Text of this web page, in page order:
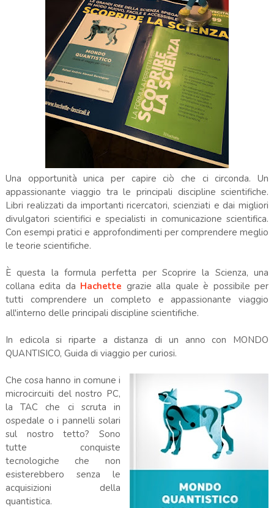
Una opportunità unica per capire ciò che ci circonda. Un
appassionante viaggio tra le principali discipline scientifiche.
Libri realizzati da importanti ricercatori, scienziati e dai migliori
divulgatori scientifici e specialisti in comunicazione scientifica.
Con esempi pratici e approfondimenti per comprendere meglio
le teorie scientifiche.
È questa la formula perfetta per Scoprire la Scienza, una
collana edita da Hachette grazie alla quale è possibile per
tutti comprendere un completo e appassionante viaggio
all'interno delle principali discipline scientifiche.
In edicola si riparte a distanza di un anno con MONDO
QUANTISICO, Guida di viaggio per curiosi.
Che cosa hanno in comune i
microcircuiti del nostro PC,
la TAC che ci scruta in
ospedale o i pannelli solari
sul nostro tetto? Sono
tutte conquiste
tecnologiche che non
esisterebbero senza le
acquisizioni della
quantistica.